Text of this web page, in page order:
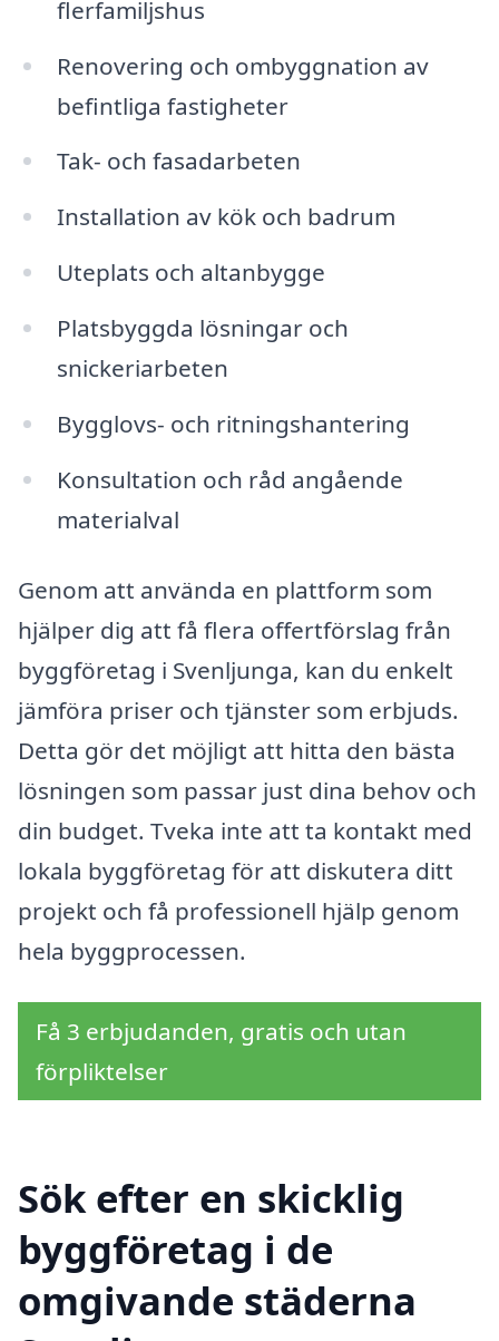
flerfamiljshus
Renovering och ombyggnation av
befintliga fastigheter
Tak- och fasadarbeten
Installation av kök och badrum
Uteplats och altanbygge
Platsbyggda lösningar och
snickeriarbeten
Bygglovs- och ritningshantering
Konsultation och råd angående
materialval
Genom att använda en plattform som
hjälper dig att få flera offertförslag från
byggföretag i Svenljunga, kan du enkelt
jämföra priser och tjänster som erbjuds.
Detta gör det möjligt att hitta den bästa
lösningen som passar just dina behov och
din budget. Tveka inte att ta kontakt med
lokala byggföretag för att diskutera ditt
projekt och få professionell hjälp genom
hela byggprocessen.
Få 3 erbjudanden, gratis och utan
förpliktelser
Sök efter en skicklig
byggföretag i de
omgivande städerna